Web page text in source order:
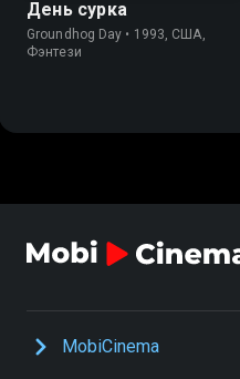
День сурка
Groundhog Day • 1993, США,
Фэнтези
MobiCinema